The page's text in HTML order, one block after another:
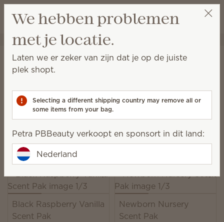
Verlanglijst
Winkeltas
Petra PBBeauty Ontvang een beloningslink
Stekkervrij
Scent Paks
laden, kasten en meer.
19 Resultaten
Filter Relevantie
Kies 6 stuks, bespaar 10%
Exclusief gelicentieerde en gebundelde producten.
Black Raspberry Vanilla
Scent Pak
Newborn Nursery
Scent Pak
We hebben problemen
met je locatie.
Laten we er zeker van zijn dat je op de juiste
plek shopt.
Selecting a different shipping country may remove all or
some items from your bag.
Petra PBBeauty verkoopt en sponsort in dit land:
Nederland